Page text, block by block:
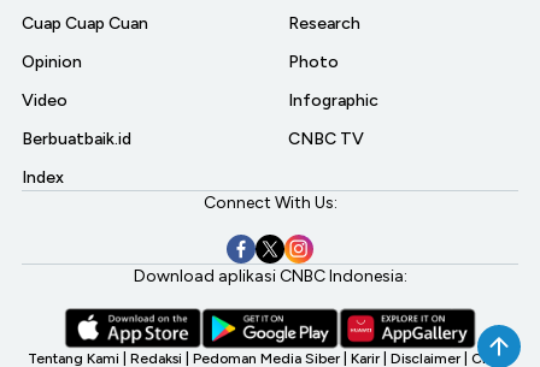
Cuap Cuap Cuan
Opinion
Video
Berbuatbaik.id
Index
Research
Photo
Infographic
CNBC TV
Connect With Us:
Download aplikasi CNBC Indonesia:
Tentang Kami Redaksi Pedoman Media Siber Karir Disclaimer CNBC